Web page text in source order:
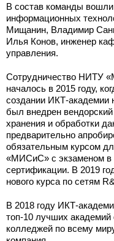
В состав команды
информационных
Мищанин, Владимир
Илья Конов, инженер
управления.
Сотрудничество НИТУ
началось в 2015 году,
создании ИКТ-академии
был внедрен
хранения и обработки
предварительно
обязательным курсом
«МИСиС» с экзаменом в
сертификации. В 2019
нового курса по сетям
В 2018 году ИКТ-
топ-10 лучших академий
колледжей по всему